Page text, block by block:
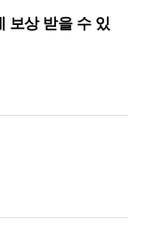
보상 받을 수 있